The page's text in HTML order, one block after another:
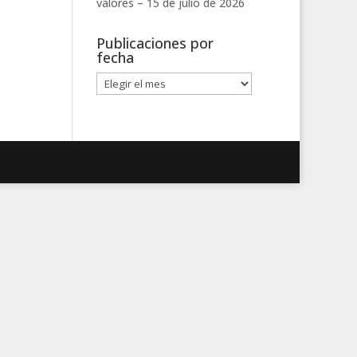
Publicaciones por
fecha
Publicaciones
por